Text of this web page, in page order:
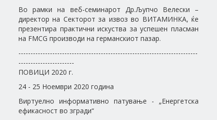
Во рамки на веб-семинарот Др.Љупчо Велески –
директор на Секторот за извоз во ВИТАМИНКА, ќе
презентира практични искуства за успешен пласман
на FMCG производи на германскиот пазар.
--------------------------------------------------------------------------
-----------------------
ПОВИЦИ 2020 г.
24 - 25 Ноември 2020 година
Виртуелно информативно патување - „Енергетска
ефикасност во згради“